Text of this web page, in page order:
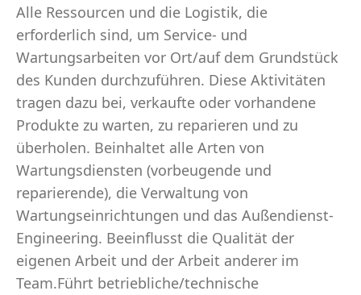
Alle Ressourcen und die Logistik, die
erforderlich sind, um Service- und
Wartungsarbeiten vor Ort/auf dem Grundstück
des Kunden durchzuführen. Diese Aktivitäten
tragen dazu bei, verkaufte oder vorhandene
Produkte zu warten, zu reparieren und zu
überholen. Beinhaltet alle Arten von
Wartungsdiensten (vorbeugende und
reparierende), die Verwaltung von
Wartungseinrichtungen und das Außendienst-
Engineering. Beeinflusst die Qualität der
eigenen Arbeit und der Arbeit anderer im
Team.Führt betriebliche/technische